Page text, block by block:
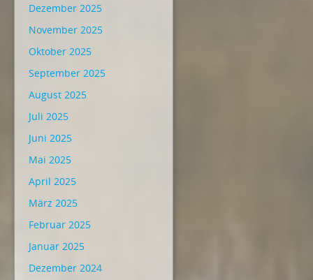
Dezember 2025
November 2025
Oktober 2025
September 2025
August 2025
Juli 2025
Juni 2025
Mai 2025
April 2025
März 2025
Februar 2025
Januar 2025
Dezember 2024